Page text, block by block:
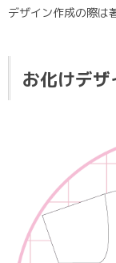
デザイン作成の際は
お化けデザ